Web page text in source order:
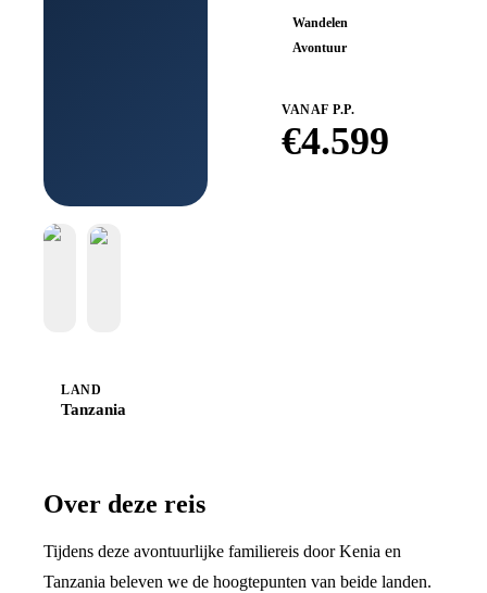
Wandelen
Avontuur
VANAF P.P.
€4.599
LAND
Tanzania
Over deze reis
Tijdens deze avontuurlijke familiereis door Kenia en
Tanzania beleven we de hoogtepunten van beide landen.